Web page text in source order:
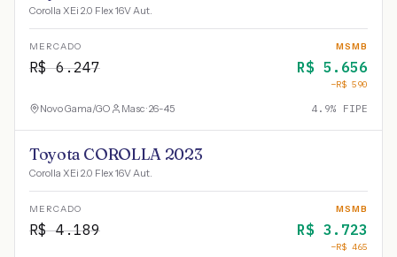
Corolla XEi 2.0 Flex 16V Aut.
MERCADO
R$6.247
MSMB
R$ 5.656
−R$ 590
Novo Gama/GO Masc · 26-45 4.9% FIPE
Toyota COROLLA 2023
Corolla XEi 2.0 Flex 16V Aut.
MERCADO
R$4.189
MSMB
R$ 3.723
−R$ 465